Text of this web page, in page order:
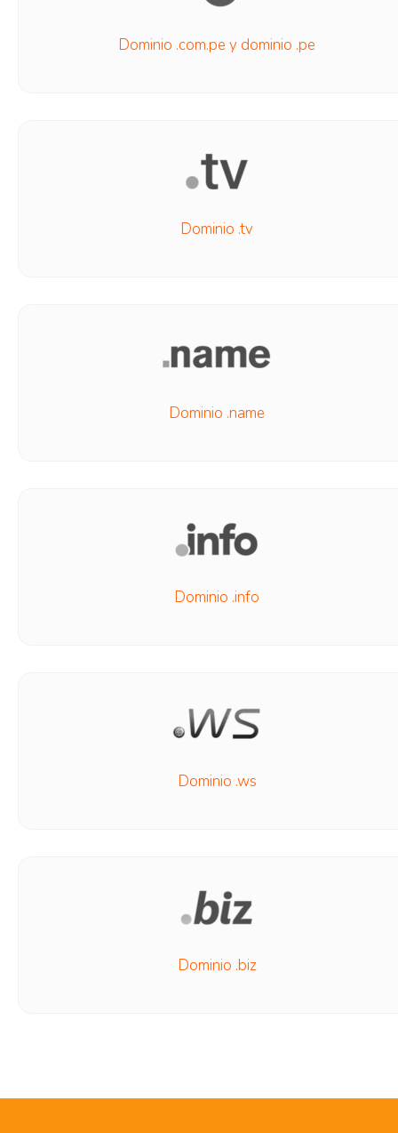
Dominio .com.pe y dominio .pe
Dominio .tv
Dominio .name
Dominio .info
Dominio .ws
Dominio .biz